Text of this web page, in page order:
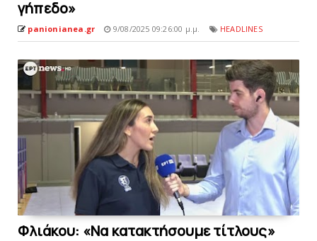
γήπεδο»
panionianea.gr 9/08/2025 09:26:00 μ.μ. HEADLINES
Φλιάκου: «Nα κατακτήσουμε τίτλους»